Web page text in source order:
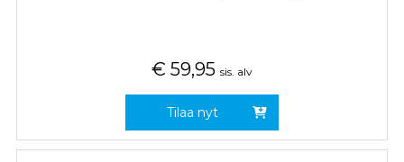
€ 59,95 sis. alv
Tilaa nyt